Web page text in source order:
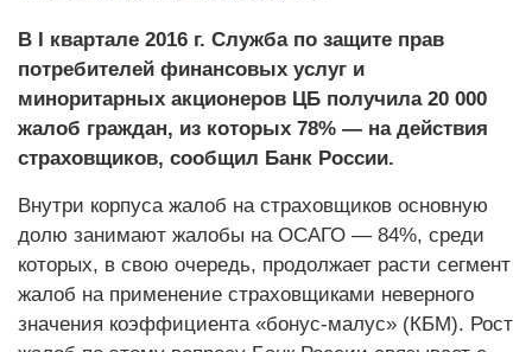
В I квартале 2016 г. Служба по защите прав
потребителей финансовых услуг и
миноритарных акционеров ЦБ получила 20 000
жалоб граждан, из которых 78% — на действия
страховщиков, сообщил Банк России.
Внутри корпуса жалоб на страховщиков основную
долю занимают жалобы на ОСАГО — 84%, среди
которых, в свою очередь, продолжает расти сегмент
жалоб на применение страховщиками неверного
значения коэффициента «бонус-малус» (КБМ). Рост